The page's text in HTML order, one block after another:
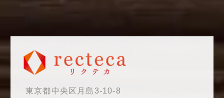
東京都中央区月島3-10-8